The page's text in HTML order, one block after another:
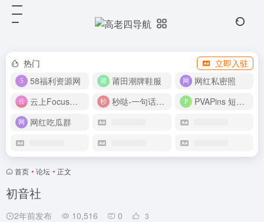
热门
立即入驻
58福利资源网
莆田潮牌鞋服
网红私密照
云上Focus接码平台
秒哒-一句话做应用
PVAPins 短信接码平台
网红吃瓜群
首页 • 论坛 • 正文
初音社
2年前发布 10,516 0 3